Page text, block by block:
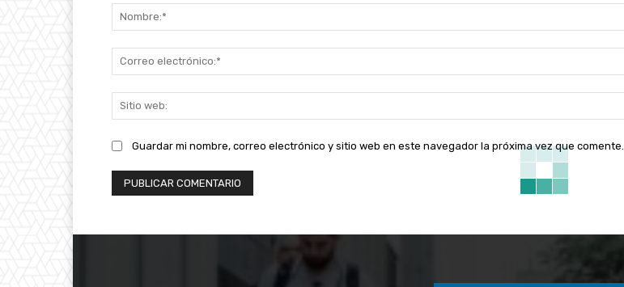
Guardar mi nombre, correo electrónico y sitio web en este navegador la próxima vez que comente.